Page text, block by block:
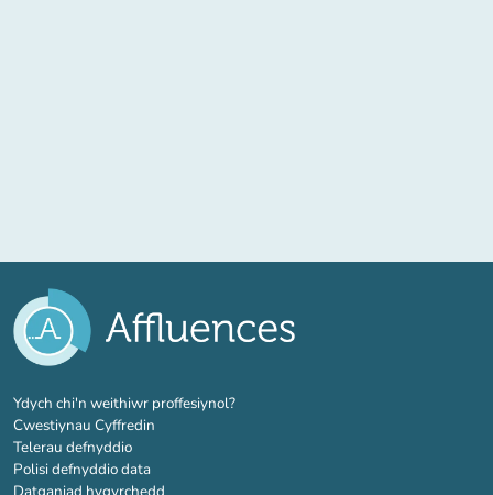
Ydych chi'n weithiwr proffesiynol?(tab newydd)
Cwestiynau Cyffredin
Telerau defnyddio
Polisi defnyddio data